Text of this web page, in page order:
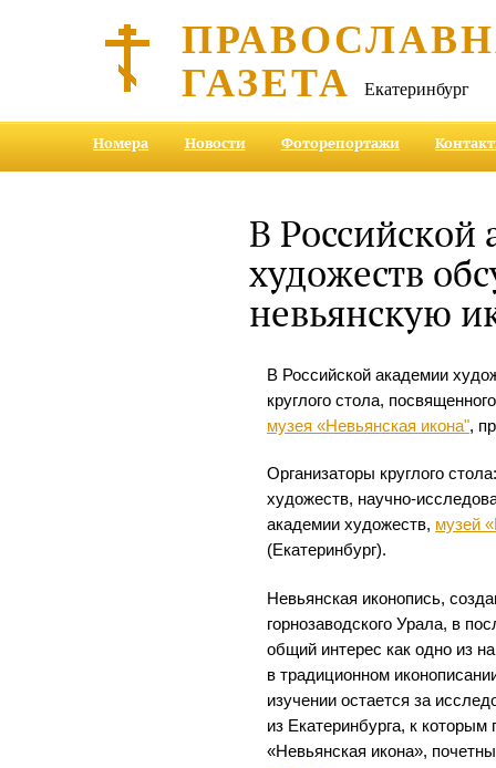
ГАЗЕТА Екатеринбург
Номера Новости Фоторепортажи
В Российской
художеств
невьянскую
В Российской академии
круглого стола, посвященного
музея «Невьянская икона",
Организаторы круглого
художеств, научно-
академии художеств, музей
(Екатеринбург).
Невьянская иконопись,
горнозаводского Урала, в
общий интерес как одно из
в традиционном
изучении остается за
из Екатеринбурга, к
«Невьянская икона»,